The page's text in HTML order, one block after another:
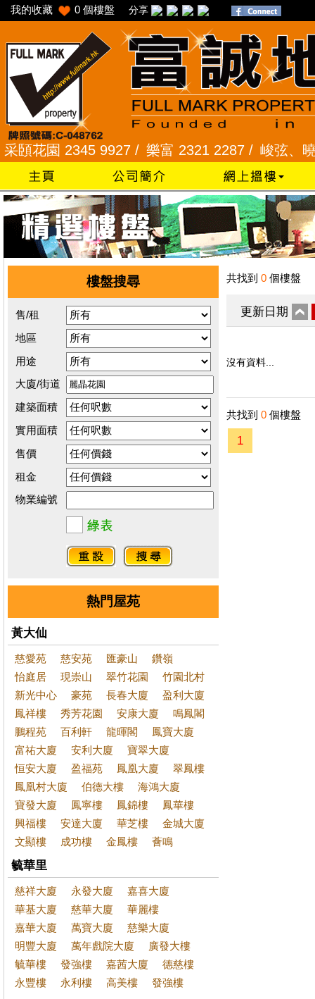
我的收藏 0 個樓盤 分享
園 2345 9927 /樂富 2321 2287 / 峻弦、曉暉
樓盤搜尋
售/租
地區
用途
大廈/街道
建築面積
實用面積
售價
租金
物業編號
熱門屋苑
黃大仙
慈愛苑 慈安苑 匯豪山
鑽嶺
怡庭居
現崇山 翠竹花園
竹園北村
新光中心
豪苑 長春大廈
盈利大廈
鳳祥樓
秀芳花園 安康大廈
鳴鳳閣
鵬程苑
百利軒 龍暉閣
鳳寶大廈
富祐大廈
安利大廈
寶翠大廈
恒安大廈
盈福苑 鳳凰大廈
翠鳳樓
鳳凰村大廈
伯德大樓
海鴻大廈
寶發大廈
鳳寧樓 鳳錦樓
鳳華樓
興福樓
安達大廈 華芝樓
金城大廈
文顯樓
成功樓 金鳳樓 薈鳴
毓華里
慈祥大廈 永發大廈
嘉喜大廈
華基大廈
慈華大廈
華麗樓
嘉華大廈
萬寶大廈
慈樂大廈
明豐大廈
萬年戲院大廈
廣發大樓
毓華樓
發強樓 嘉茜大廈
德慈樓
永豐樓
永利樓 高美樓 發強樓
共找到 0 個樓盤
更新日期
沒有資料...
共找到 0 個樓盤
1